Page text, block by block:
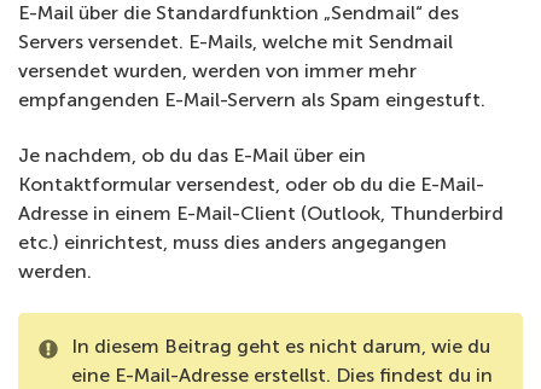
E-Mail über die Standardfunktion „Sendmail“ des
Servers versendet. E-Mails, welche mit Sendmail
versendet wurden, werden von immer mehr
empfangenden E-Mail-Servern als Spam eingestuft.
Je nachdem, ob du das E-Mail über ein
Kontaktformular versendest, oder ob du die E-Mail-
Adresse in einem E-Mail-Client (Outlook, Thunderbird
etc.) einrichtest, muss dies anders angegangen
werden.
In diesem Beitrag geht es nicht darum, wie du
eine E-Mail-Adresse erstellst. Dies findest du in